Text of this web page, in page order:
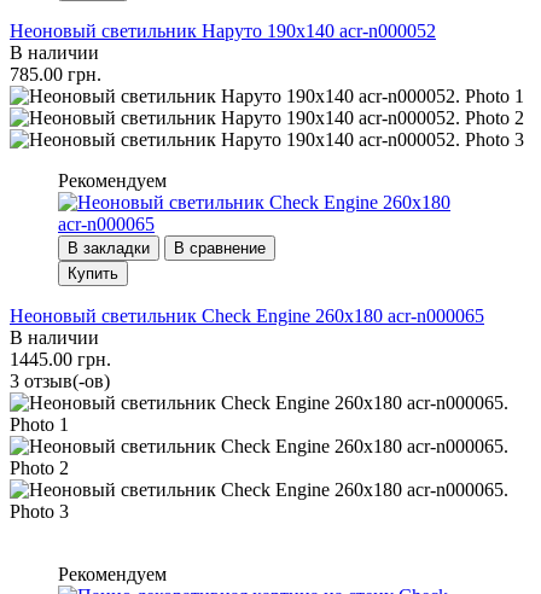
Неоновый светильник Наруто 190х140 acr-n000052
В наличии
785.00 грн.
Рекомендуем
В закладки
В сравнение
Купить
Неоновый светильник Check Engine 260х180 acr-n000065
В наличии
1445.00 грн.
3 отзыв(-ов)
Рекомендуем